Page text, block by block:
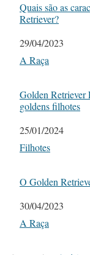
Quais são as
Retriever?
Data
29/04/2023
Em relação a
A Raça
Golden Retriever
goldens filhotes
Data
25/01/2024
Em relação a
Filhotes
O Golden
Data
30/04/2023
Em relação a
A Raça